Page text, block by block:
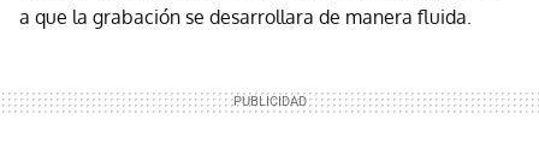
a que la grabación se desarrollara de manera fluida.